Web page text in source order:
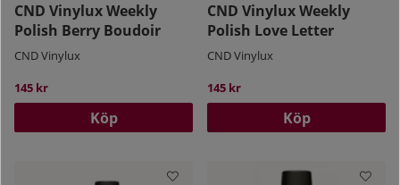
CND Vinylux Weekly
Polish Berry Boudoir
CND Vinylux
145 kr
Köp
CND Vinylux Weekly
Polish Love Letter
CND Vinylux
145 kr
Köp